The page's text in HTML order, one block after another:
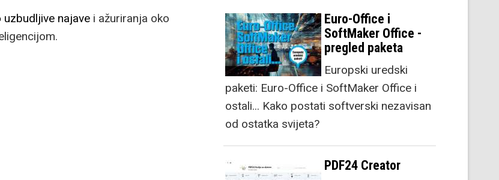
najave i ažuriranja oko
Euro-Office i
SoftMaker Office -
pregled paketa
Europski uredski
paketi: Euro-Office i SoftMaker Office i
ostali... Kako postati softverski nezavisan
od ostatka svijeta?
PDF24 Creator